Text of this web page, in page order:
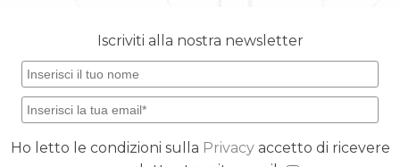
Iscriviti alla nostra newsletter
Ho letto le condizioni sulla Privacy accetto di ricevere